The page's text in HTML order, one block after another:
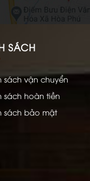
SÁCH
sách vận chuyển
sách hoàn tiền
sách bảo mật